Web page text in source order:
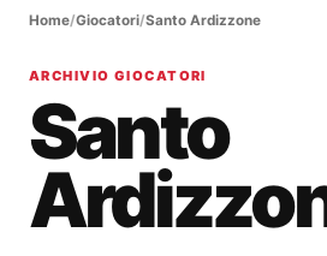
Home/Giocatori/Santo Ardizzone
ARCHIVIO GIOCATORI
Santo